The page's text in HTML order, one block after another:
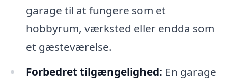
garage til at fungere som et
hobbyrum, værksted eller endda som
et gæsteværelse.
Forbedret tilgængelighed: En garage